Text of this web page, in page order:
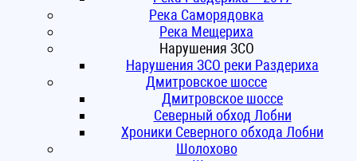
Река Саморядовка
Река Мещериха
Нарушения ЗСО
Нарушения ЗСО реки Раздериха
Дмитровское шоссе
Дмитровское шоссе
Северный обход Лобни
Хроники Северного обхода Лобни
Шолохово